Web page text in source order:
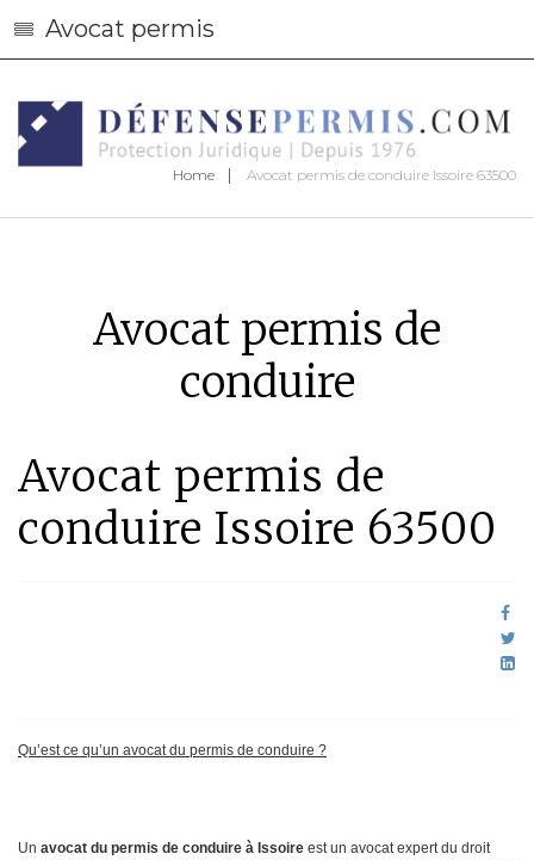
Avocat permis
Home Avocat permis de conduire Issoire 63500
Avocat permis de
conduire
Avocat permis de
conduire Issoire 63500
Qu’est ce qu’un avocat du permis de conduire ?
Un avocat du permis de conduire à Issoire est un avocat expert du droit